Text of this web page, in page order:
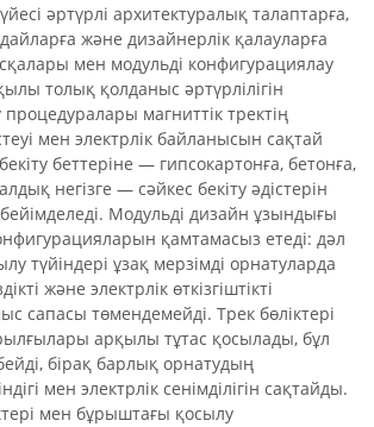
әртүрлі архитектуралық талаптарға,
және дизайнерлік қалауларға
мен модульді конфигурациялау
толық қолданыс әртүрлілігін
магниттік тректің
мен электрлік байланысын сақтай
беттеріне — гипсокартонға, бетонға,
негізге — сәйкес бекіту әдістерін
Модульді дизайн ұзындығы
қамтамасыз етеді: дәл
түйіндері ұзақ мерзімді орнатуларда
және электрлік өткізгіштікті
сапасы төмендемейді. Трек бөліктері
арқылы тұтас қосылады, бұл
бірақ барлық орнатудың
мен электрлік сенімділігін сақтайды.
мен бұрыштағы қосылу